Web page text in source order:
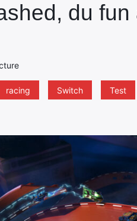
du fun
racing Switch Test